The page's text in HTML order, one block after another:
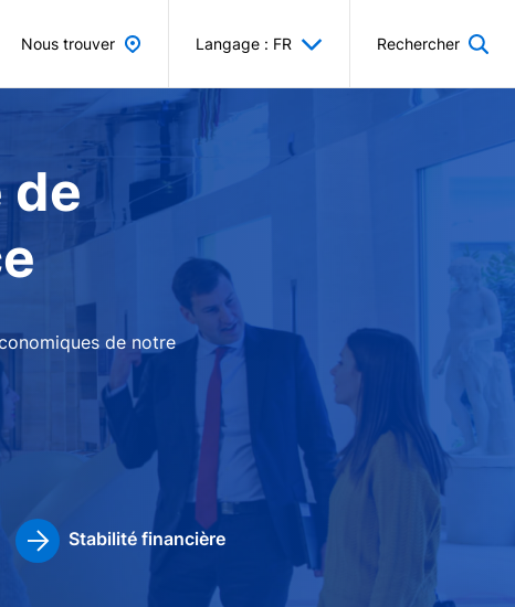
Nous trouver Langage : FR Rechercher
de
de notre
Stabilité financière